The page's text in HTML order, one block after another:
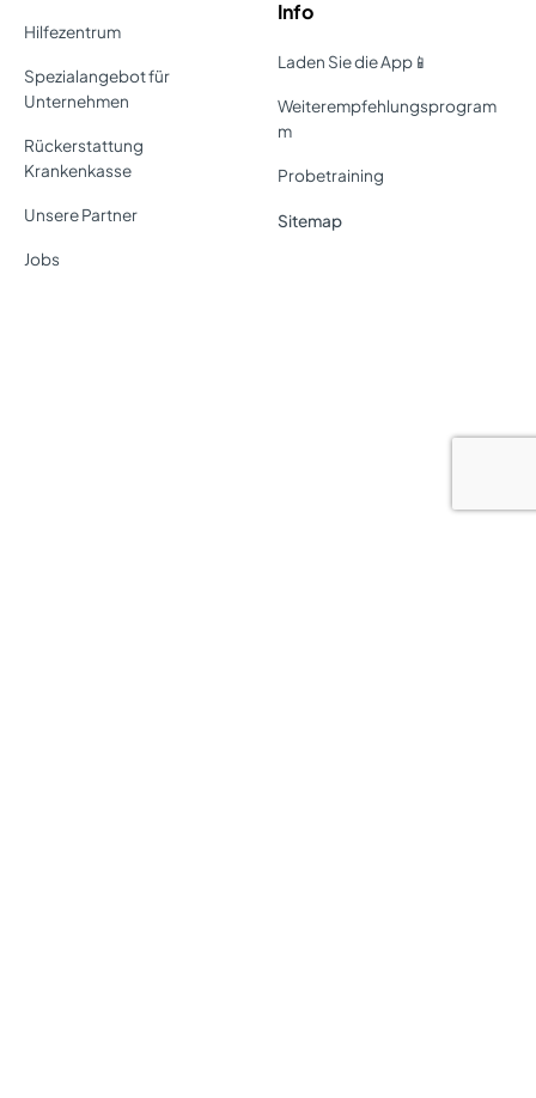
Hilfezentrum
Spezialangebot für
Unternehmen
Rückerstattung
Krankenkasse
Unsere Partner
Jobs
Info
Laden Sie die App📱
Weiterempfehlungsprogram
m
Probetraining
Sitemap